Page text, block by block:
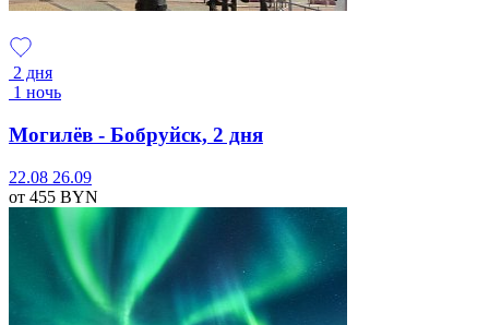
2 дня
1 ночь
Могилёв - Бобруйск, 2 дня
22.08 26.09
от 455 BYN